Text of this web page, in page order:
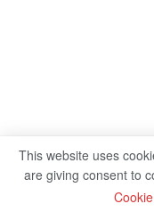
This website uses
are giving consent to